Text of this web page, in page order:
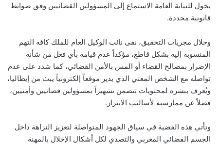
يخول للنيابة العامة الاستماع إلى المسؤولين القضائيين وفق ضوابط
قانونية محددة.
وخلال مجريات التحقيق، نفى نائب الوكيل العام للملك كافة التهم
المنسوبة إليه بشكل قاطع، مؤكداً عدم قيامه بأي فعل من شأنه
الإضرار بمصالح القضاء أو المس بالأمن القضائي، كما شدد على عدم
تواصله مع الشخص المعني الذي يدير موقعاً إلكترونياً يبث من إيطاليا،
ويُعرف بنشره لمحتويات تتضمن تشهيراً بمسؤولين قضائيين وأمنيين،
فضلاً عن ممارسته لأساليب الابتزاز.
وتأتي هذه القضية في سياق الجهود المتواصلة لتعزيز النزاهة داخل
الجسم القضائي المغربي والتصدي لكل أشكال الإخلال بالمهنة